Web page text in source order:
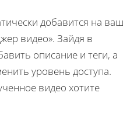
добавится на ваш
видео». Зайдя в
описание и теги, а
уровень доступа.
видео хотите